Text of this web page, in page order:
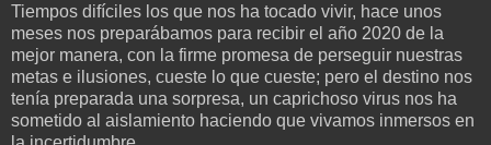
Tiempos difíciles los que nos ha tocado vivir, hace unos
meses nos preparábamos para recibir el año 2020 de la
mejor manera, con la firme promesa de perseguir nuestras
metas e ilusiones, cueste lo que cueste; pero el destino nos
tenía preparada una sorpresa, un caprichoso virus nos ha
sometido al aislamiento haciendo que vivamos inmersos en